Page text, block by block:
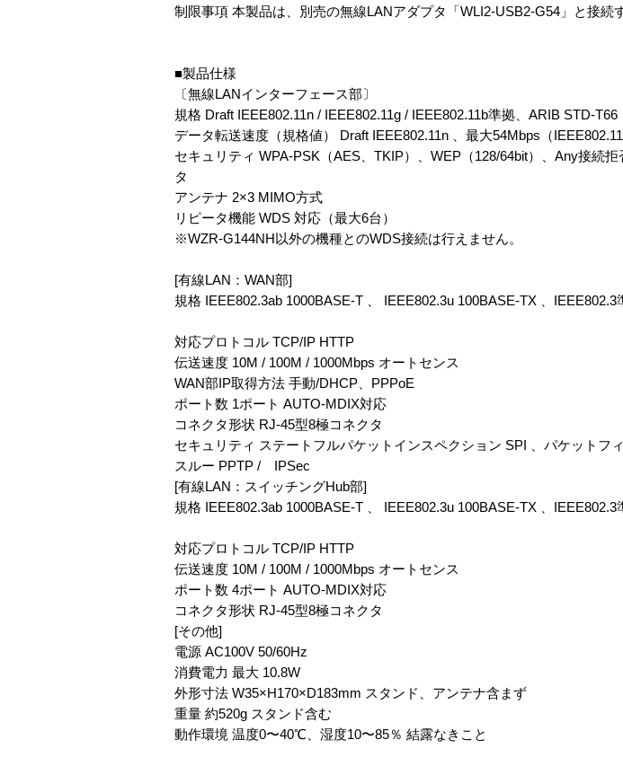
制限事項 本製品は、別売の無線LANアダプタ「WLI2-USB2-G54」と接続
■製品仕様
〔無線LANインターフェース部〕
規格 Draft IEEE802.11n / IEEE802.11g / IEEE802.11b準拠、ARIB STD-T66
データ転送速度（規格値） Draft IEEE802.11n 、最大54Mbps（
セキュリティ WPA-PSK（AES、TKIP）、WEP（128/64bit）、Any接続
タ
アンテナ 2×3 MIMO方式
リピータ機能 WDS 対応（最大6台）
※WZR-G144NH以外の機種とのWDS接続は行えません。
[有線LAN：WAN部]
規格 IEEE802.3ab 1000BASE-T 、 IEEE802.3u 100BASE-TX 、IEEE802.3
対応プロトコル TCP/IP HTTP
伝送速度 10M / 100M / 1000Mbps オートセンス
WAN部IP取得方法 手動/DHCP、PPPoE
ポート数 1ポート AUTO-MDIX対応
コネクタ形状 RJ-45型8極コネクタ
セキュリティ ステートフルパケットインスペクション SPI 、パケットフ
スルー PPTP / IPSec
[有線LAN：スイッチングHub部]
規格 IEEE802.3ab 1000BASE-T 、 IEEE802.3u 100BASE-TX 、IEEE802.3
対応プロトコル TCP/IP HTTP
伝送速度 10M / 100M / 1000Mbps オートセンス
ポート数 4ポート AUTO-MDIX対応
コネクタ形状 RJ-45型8極コネクタ
[その他]
電源 AC100V 50/60Hz
消費電力 最大 10.8W
外形寸法 W35×H170×D183mm スタンド、アンテナ含まず
重量 約520g スタンド含む
動作環境 温度0〜40℃、湿度10〜85％ 結露なきこと